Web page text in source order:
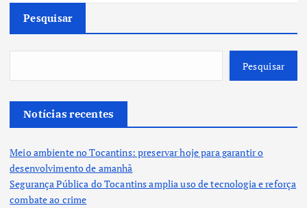
Pesquisar
Pesquisar
Notícias recentes
Meio ambiente no Tocantins: preservar hoje para garantir o
desenvolvimento de amanhã
Segurança Pública do Tocantins amplia uso de tecnologia e reforça
combate ao crime